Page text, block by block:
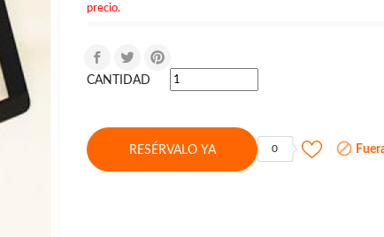
precio.
CANTIDAD
RESÉRVALO YA 0 